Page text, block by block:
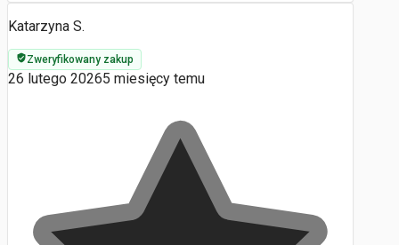
Katarzyna S.
Zweryfikowany zakup
26 lutego 20265 miesięcy temu